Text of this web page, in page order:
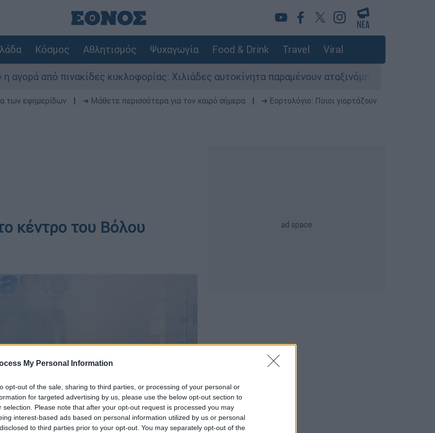
My Personal Information
opt-out of the sale, sharing to third parties, or processing of your personal or
for targeted advertising by us, please use the below opt-out section to
selection. Please note that after your opt-out request is processed you may
interest-based ads based on personal information utilized by us or personal
to third parties prior to your opt-out. You may separately opt-out of the
Κόσμος Αθλητισμός Ψυχαγωγία Food & Drink Travel Viral
από πινακίδες κυκλοφορίας: Χιλιάδες αυτοκίνητα παραμένουν αταξινόμητα - Λύση αναζητά το
των εφημερίδων ➔ Μάθετε περισσότερα για τον καιρό σήμερα
➔ Εορτολόγιο: Ποιοι γιορτάζουν
κέντρο του Βόλου